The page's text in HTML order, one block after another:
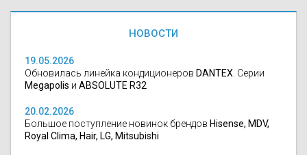
НОВОСТИ
19.05.2026
Обновилась линейка кондиционеров DANTEX . Серии
Megapolis и ABSOLUTE R32
20.02.2026
Большое поступление новинок брендов Hisense, MDV,
Royal Clima, Hair, LG, Mitsubishi